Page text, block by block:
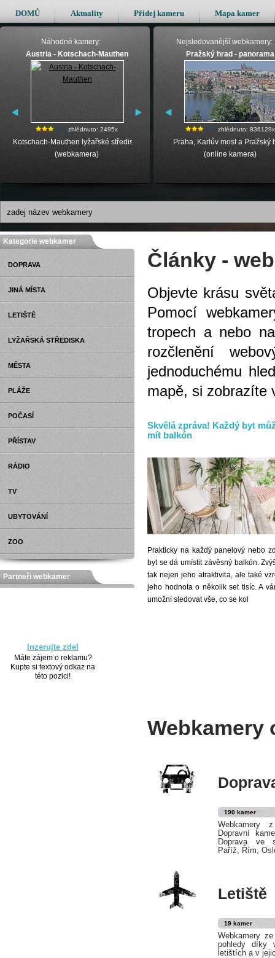
DOMŮ Aktuality Přidej kameru Mapa kamer
Náhodné kamery:
Austria - Kotschach-Mauthen
zhlédnuto: 2495x
Kotschach-Mauthen lyžařské středisko
(webkamera)
Zöblen
zhlédnuto: 4179x
Zöblen - parkoviště (online kamera)
Nejsledovanější webkamery:
Praha - Staroměstské náměstí
zhlédnuto: 80999x
Staroměstské náměstí - Praha, online
kamera
Pražský hrad - panorama
zhlédnuto: 836129x
Praha, Karlův most a Pražský
(online kamera)
Zadov
zhlédnuto:
Live kamera - Zadov -
Články -
Objevte krásu
Pomocí
tropech a nebo
rozčlenění
jednoduchému
mapě, si zobrazíte
Skvělá zpráva! Každý byt
mít balkón
Prakticky na každý panelový nebo
byt se dá umístit závěsný balkón.
tak nejen jeho atraktivita, ale také
jeho hodnota o několik set tisíc. A
umožní sledovat vše, co se kol
Webkamery
190 kamer
Webkamery
Dopravní
Doprava ve
Paříž, Řím,
Letiště
19 kamer
Webkamery
pohledy díky
letištích a v
Kategorie webkamer
DOPRAVA
JINÁ MÍSTA
LETIŠTĚ
LYŽAŘSKÁ STŘEDISKA
MĚSTA
PLÁŽE
POČASÍ
PŘÍSTAV
RÁDIO
TV
UBYTOVÁNÍ
ZOO
Partneři webkamer
Inzerujte zde!
Máte zájem o reklamu?
Kupte si textový odkaz na
této pozici!